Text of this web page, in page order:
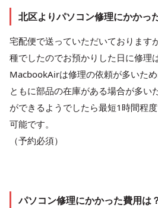
北区よりパソコン修理にかかっ
宅配便で送っていただいております
種でしたのでお預かりした日に修理
MacbookAirは修理の依頼が多いた
ともに部品の在庫がある場合が多い
ができるようでしたら最短1時間程
可能です。
（予約必須）
パソコン修理にかかった費用は